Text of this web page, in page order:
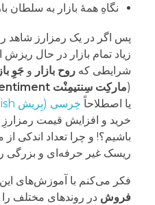
نگاهِ همۀ بازار به سلطان
پس اگر در یک رمزارز شاهد
زیاد تمام بازار در حال
شرایطی که روح بازار و جَوِ
(مارکِت سِنتیمِنْت Market Sentiment
یا اصطلاحاً خِرسی (بِریش Bearish)
خرید و افزایش قیمت
باشیم؟! و چرا تعداد اندکی از
ریسک غیر حرفه‌ای و بزرگی
فکر می‌کنم با آموزش‌های این
فروش در روند‌های مختلف را